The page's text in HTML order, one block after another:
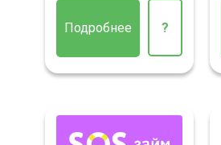
Подробнее ?